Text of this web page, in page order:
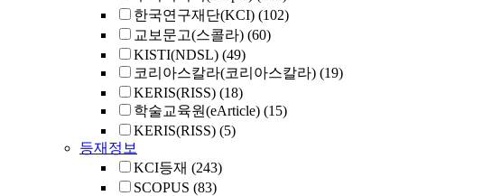
한국연구재단(KCI) (102)
교보문고(스콜라) (60)
KISTI(NDSL) (49)
코리아스칼라(코리아스칼라) (19)
KERIS(RISS) (18)
학술교육원(eArticle) (15)
KERIS(RISS) (5)
등재정보
KCI등재 (243)
SCOPUS (83)